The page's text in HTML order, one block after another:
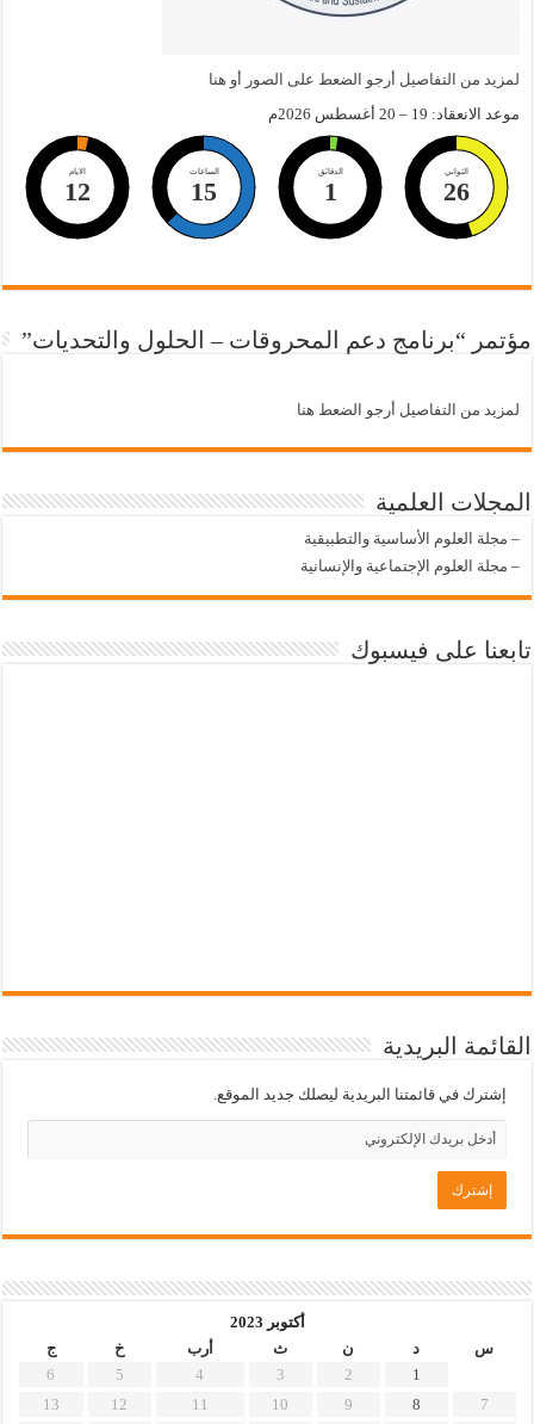
لمزيد من التفاصيل أرجو الضعط على الصور أو هنا
موعد الانعقاد: 19 – 20 أغسطس 2026م
الايام
12
الساعات
15
الدقائق
1
الثواني
26
مؤتمر “برنامج دعم المحروقات – الحلول والتحديات”
لمزيد من التفاصيل أرجو الضعط هنا
المجلات العلمية
– مجلة العلوم الأساسية والتطبيقية
– مجلة العلوم الإجتماعية والإنسانية
تابعنا على فيسبوك
القائمة البريدية
إشترك في قائمتنا البريدية ليصلك جديد الموقع.
أكتوبر 2023
س
د ن ث أرب خ
ج
1
2
3
4
5
6
7
8
9
10
11
12
13